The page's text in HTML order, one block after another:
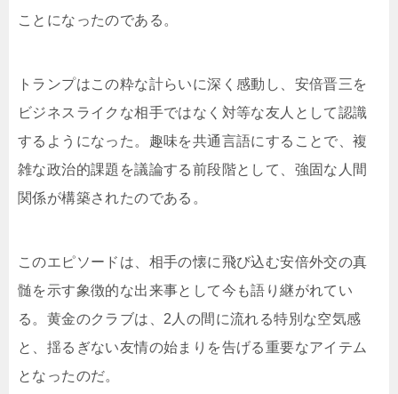
ことになったのである。
トランプはこの粋な計らいに深く感動し、安倍晋三を
ビジネスライクな相手ではなく対等な友人として認識
するようになった。趣味を共通言語にすることで、複
雑な政治的課題を議論する前段階として、強固な人間
関係が構築されたのである。
このエピソードは、相手の懐に飛び込む安倍外交の真
髄を示す象徴的な出来事として今も語り継がれてい
る。黄金のクラブは、2人の間に流れる特別な空気感
と、揺るぎない友情の始まりを告げる重要なアイテム
となったのだ。